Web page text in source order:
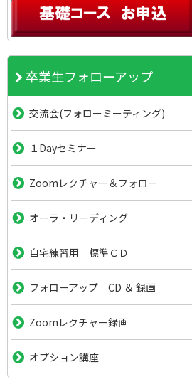
卒業生フォローアップ
交流会(フォローミーティング)
１Dayセミナー
Zoomレクチャー＆フォロー
オーラ・リーディング
自宅練習用 標準ＣＤ
フォローアップ CD ＆ 録画
Zoomレクチャー録画
オプション講座